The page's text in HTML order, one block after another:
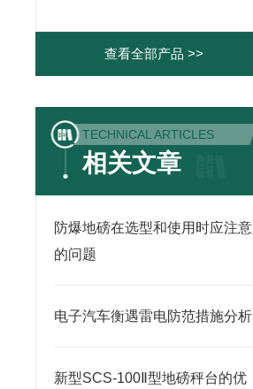
查看全部产品 >>
TECHNICAL ARTICLES
相关文章
防爆地磅在选型和使用时应注意
的问题
电子汽车衡遇雷电防范措施分析
新型SCS-100Ⅱ型地磅秤台的优